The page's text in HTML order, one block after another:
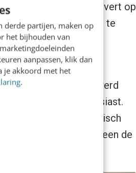
derde partijen, maken op
het bijhouden van
aanpassen, klik dan
je akkoord met het
.
toe te passen. Dat levert op
van 2 dagen tijd om te
bedrijf in deze
de blogs over BIM werd
dan ook enthousiast.
niet per se logisch
ervoor dat niet alleen de
aanpak.